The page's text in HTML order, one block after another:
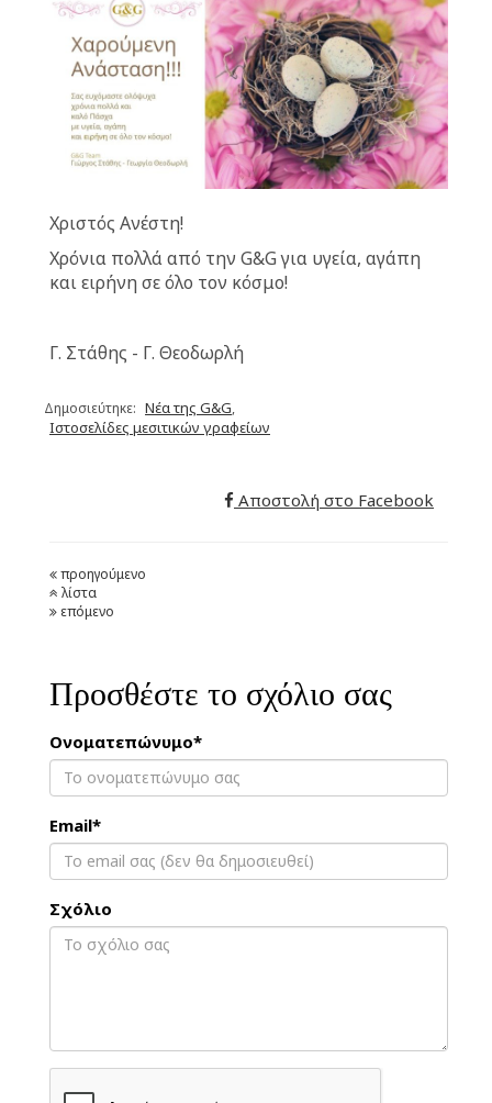
Χριστός Ανέστη!
Χρόνια πολλά από την G&G για υγεία, αγάπη
και ειρήνη σε όλο τον κόσμο!
Γ. Στάθης - Γ. Θεοδωρλή
Δημοσιεύτηκε: Νέα της G&G,
Ιστοσελίδες μεσιτικών γραφείων
Αποστολή στο Facebook
προηγούμενο
λίστα
επόμενο
Προσθέστε το σχόλιο σας
Ονοματεπώνυμο*
Email*
Σχόλιο